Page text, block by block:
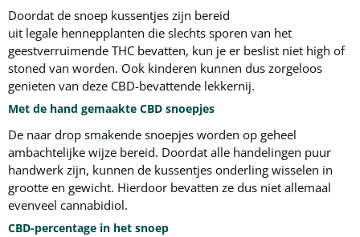
Doordat de snoep kussentjes zijn bereid
uit legale hennepplanten die slechts sporen van het
geestverruimende THC bevatten, kun je er beslist niet high of
stoned van worden. Ook kinderen kunnen dus zorgeloos
genieten van deze CBD-bevattende lekkernij.
Met de hand gemaakte CBD snoepjes
De naar drop smakende snoepjes worden op geheel
ambachtelijke wijze bereid. Doordat alle handelingen puur
handwerk zijn, kunnen de kussentjes onderling wisselen in
grootte en gewicht. Hierdoor bevatten ze dus niet allemaal
evenveel cannabidiol.
CBD-percentage in het snoep